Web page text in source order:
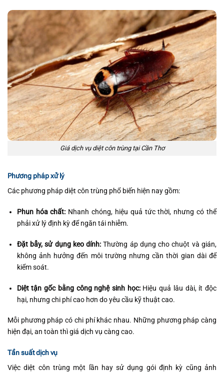
Giá dịch vụ diệt côn trùng tại Cần Thơ
Phương pháp xử lý
Các phương pháp diệt côn trùng phổ biến hiện nay gồm:
Phun hóa chất: Nhanh chóng, hiệu quả tức thời, nhưng có thể
phải xử lý định kỳ để ngăn tái nhiễm.
Đặt bẫy, sử dụng keo dính: Thường áp dụng cho chuột và gián,
không ảnh hưởng đến môi trường nhưng cần thời gian dài để
kiểm soát.
Diệt tận gốc bằng công nghệ sinh học:Hiệu quả lâu dài, ít độc
hại, nhưng chi phí cao hơn do yêu cầu kỹ thuật cao.
Mỗi phương pháp có chi phí khác nhau. Những phương pháp càng
hiện đại, an toàn thì giá dịch vụ càng cao.
Tần suất dịch vụ
Việc diệt côn trùng một lần hay sử dụng gói định kỳ cũng ảnh